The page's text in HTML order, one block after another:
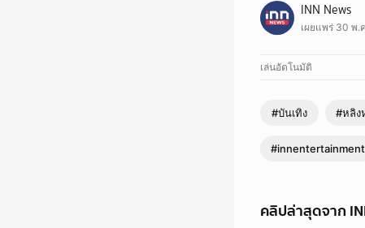
INN News
เผยแพร่ 30 พ.
เล่นอัตโนมัติ
#บันเทิง #หลิง
#innentertainment
คลิปล่าสุดจาก